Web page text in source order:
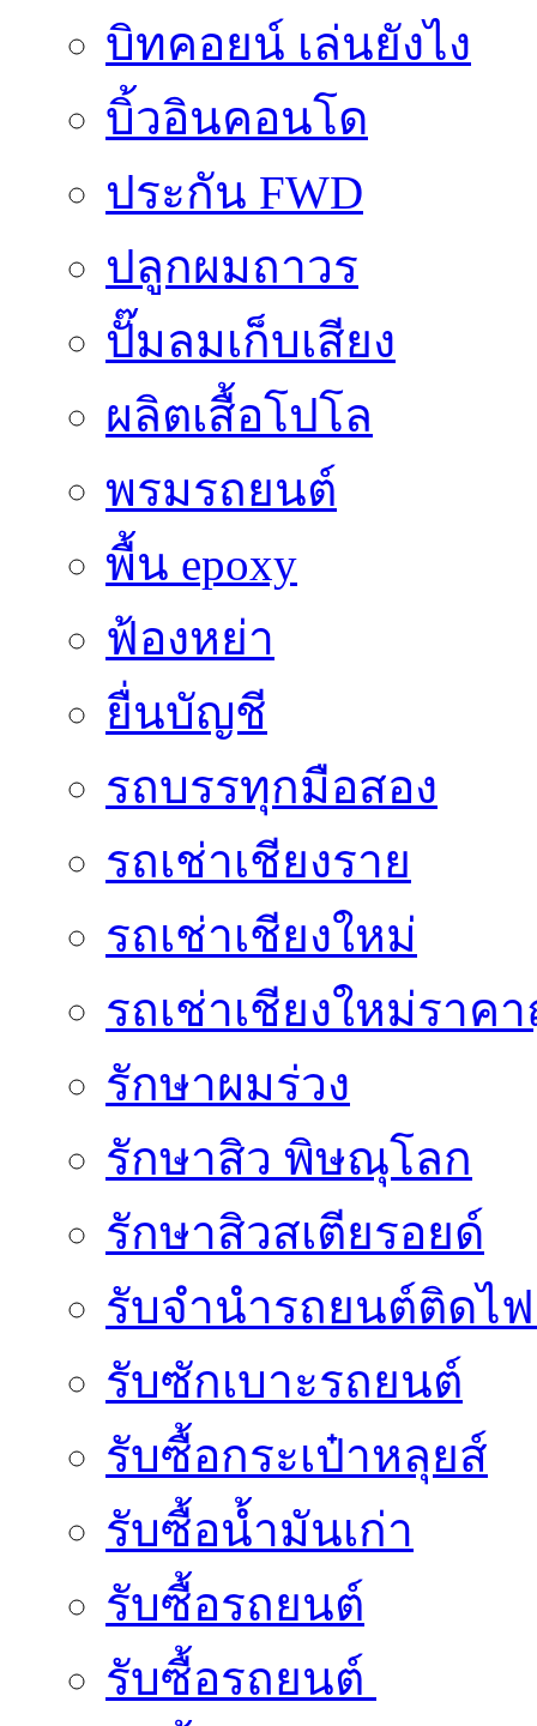
บิทคอยน์ เล่นยังไง
บิ้วอินคอนโด
ประกัน FWD
ปลูกผมถาวร
ปั๊มลมเก็บเสียง
ผลิตเสื้อโปโล
พรมรถยนต์
พื้น epoxy
ฟ้องหย่า
ยื่นบัญชี
รถบรรทุกมือสอง
รถเช่าเชียงราย
รถเช่าเชียงใหม่
รถเช่าเชียงใหม่ราค
รักษาผมร่วง
รักษาสิว พิษณุโลก
รักษาสิวสเตียรอยด์
รับจํานํารถยนต์ติดไ
รับซักเบาะรถยนต์
รับซื้อกระเป๋าหลุยส์
รับซื้อน้ำมันเก่า
รับซื้อรถยนต์
รับซื้อรถยนต์